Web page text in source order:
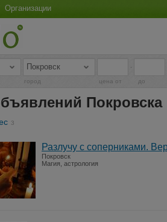
Организации
-
город цена от до
Покровска
3
Разлучу с соперниками.
Покровск
Магия, астрология